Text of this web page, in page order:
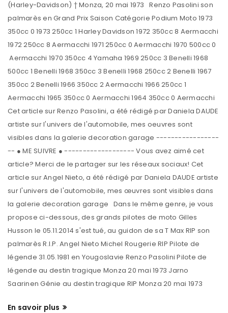
(Harley-Davidson) † Monza, 20 mai 1973 Renzo Pasolini son
palmarès en Grand Prix Saison Catégorie Podium Moto 1973
350cc 0 1973 250cc 1 Harley Davidson 1972 350cc 8 Aermacchi
1972 250cc 8 Aermacchi 1971 250cc 0 Aermacchi 1970 500cc 0
Aermacchi 1970 350cc 4 Yamaha 1969 250cc 3 Benelli 1968
500cc 1 Benelli 1968 350cc 3 Benelli 1968 250cc 2 Benelli 1967
350cc 2 Benelli 1966 350cc 2 Aermacchi 1966 250cc 1
Aermacchi 1965 350cc 0 Aermacchi 1964 350cc 0 Aermacchi
Cet article sur Renzo Pasolini, a été rédigé par Daniela DAUDE
artiste sur l'univers de l'automobile, mes oeuvres sont
visibles dans la galerie decoration garage -----------------
-- ● ME SUIVRE ● ------------------- Vous avez aimé cet
article? Merci de le partager sur les réseaux sociaux! Cet
article sur Angel Nieto, a été rédigé par Daniela DAUDE artiste
sur l'univers de l'automobile, mes œuvres sont visibles dans
la galerie decoration garage Dans le même genre, je vous
propose ci-dessous, des grands pilotes de moto Gilles
Husson le 05.11.2014 s'est tué, au guidon de sa T Max RIP son
palmarès R.I.P. Angel Nieto Michel Rougerie RIP Pilote de
légende 31.05.1981 en Yougoslavie Renzo Pasolini Pilote de
légende au destin tragique Monza 20 mai 1973 Jarno
Saarinen Génie au destin tragique RIP Monza 20 mai 1973
En savoir plus